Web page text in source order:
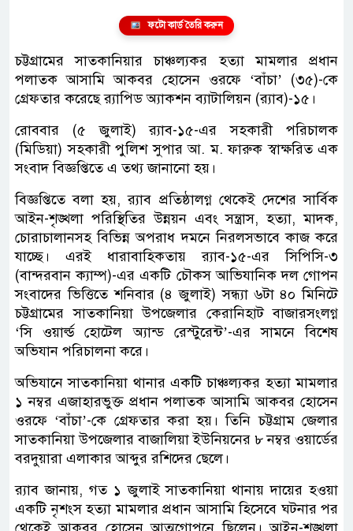
ফটো কার্ড তৈরি করুন
চট্টগ্রামের সাতকানিয়ার চাঞ্চল্যকর হত্যা মামলার প্রধান
পলাতক আসামি আকবর হোসেন ওরফে ‘বাঁচা’ (৩৫)-কে
গ্রেফতার করেছে র‌্যাপিড অ্যাকশন ব্যাটালিয়ন (র‌্যাব)-১৫।
রোববার (৫ জুলাই) র‌্যাব-১৫-এর সহকারী পরিচালক
(মিডিয়া) সহকারী পুলিশ সুপার আ. ম. ফারুক স্বাক্ষরিত এক
সংবাদ বিজ্ঞপ্তিতে এ তথ্য জানানো হয়।
বিজ্ঞপ্তিতে বলা হয়, র‌্যাব প্রতিষ্ঠালগ্ন থেকেই দেশের সার্বিক
আইন-শৃঙ্খলা পরিস্থিতির উন্নয়ন এবং সন্ত্রাস, হত্যা, মাদক,
চোরাচালানসহ বিভিন্ন অপরাধ দমনে নিরলসভাবে কাজ করে
যাচ্ছে। এরই ধারাবাহিকতায় র‌্যাব-১৫-এর সিপিসি-৩
(বান্দরবান ক্যাম্প)-এর একটি চৌকস আভিযানিক দল গোপন
সংবাদের ভিত্তিতে শনিবার (৪ জুলাই) সন্ধ্যা ৬টা ৪০ মিনিটে
চট্টগ্রামের সাতকানিয়া উপজেলার কেরানিহাট বাজারসংলগ্ন
‘সি ওয়ার্ল্ড হোটেল অ্যান্ড রেস্টুরেন্ট’-এর সামনে বিশেষ
অভিযান পরিচালনা করে।
অভিযানে সাতকানিয়া থানার একটি চাঞ্চল্যকর হত্যা মামলার
১ নম্বর এজাহারভুক্ত প্রধান পলাতক আসামি আকবর হোসেন
ওরফে ‘বাঁচা’-কে গ্রেফতার করা হয়। তিনি চট্টগ্রাম জেলার
সাতকানিয়া উপজেলার বাজালিয়া ইউনিয়নের ৮ নম্বর ওয়ার্ডের
বরদুয়ারা এলাকার আব্দুর রশিদের ছেলে।
র‌্যাব জানায়, গত ১ জুলাই সাতকানিয়া থানায় দায়ের হওয়া
একটি নৃশংস হত্যা মামলার প্রধান আসামি হিসেবে ঘটনার পর